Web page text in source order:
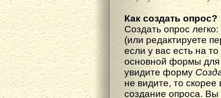
Как создать опрос?
Создать опрос
(или редактируете
если у вас есть на
основной формы
увидите форму
не видите, то скорее
создание опроса.